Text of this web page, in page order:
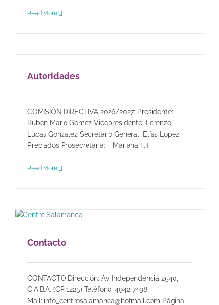
Read More
Autoridades
COMISIÓN DIRECTIVA 2026/2027: Presidente:
Ruben Mario Gomez Vicepresidente: Lorenzo
Lucas Gonzalez Secretario General: Elías Lopez
Preciados Prosecretaria: Mariana [...]
Read More
Contacto
CONTACTO Dirección: Av. Independencia 2540,
C.A.B.A. (CP 1225) Teléfono: 4942-7498
Mail: info_centrosalamanca@hotmail.com Página